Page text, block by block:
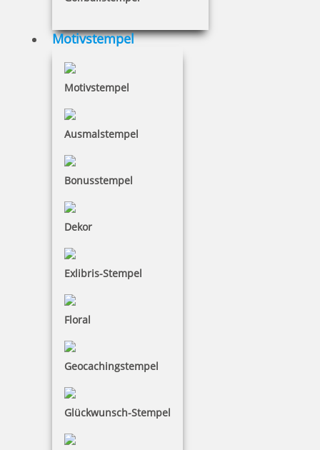
Motivstempel
Motivstempel
Ausmalstempel
Bonusstempel
Dekor
Exlibris-Stempel
Floral
Geocachingstempel
Glückwunsch-Stempel
57,36 €
Jetzt gestalten
Trodat Printy 4925 Mehrfarbiger Stempel
73,32 €
Jetzt gestalten